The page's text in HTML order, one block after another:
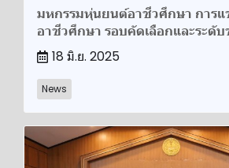
มหกรรมหุ่นยนต์อาชีวศึกษา การ
อาชีวศึกษา รอบคัดเลือกและระดั
18 มิ.ย. 2025
News